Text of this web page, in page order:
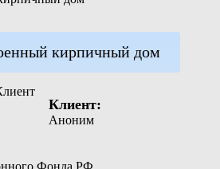
кирпичный дом
Клиент:
Аноним